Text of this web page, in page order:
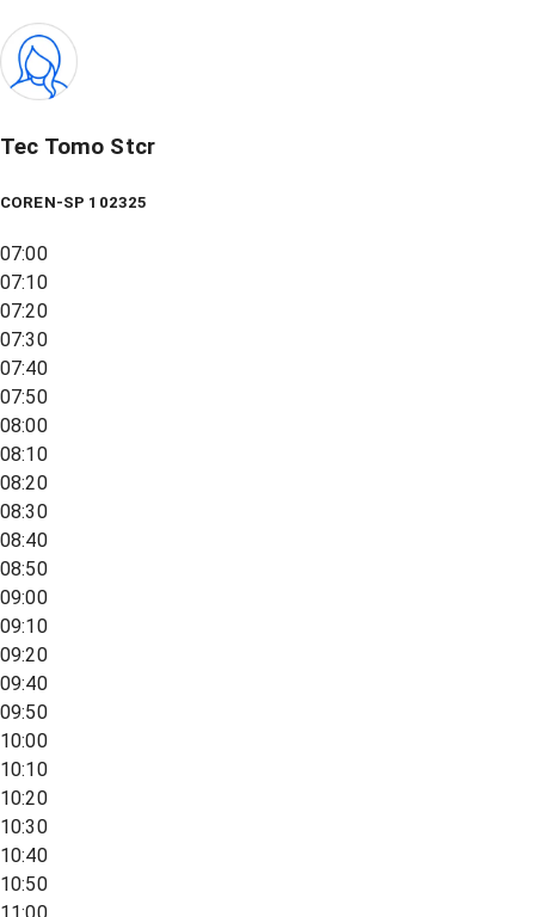
Tec Tomo Stcr
COREN-SP 102325
07:00
07:10
07:20
07:30
07:40
07:50
08:00
08:10
08:20
08:30
08:40
08:50
09:00
09:10
09:20
09:40
09:50
10:00
10:10
10:20
10:30
10:40
10:50
11:00